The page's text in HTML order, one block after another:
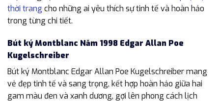
thời trang cho những ai yêu thích sự tinh tế và hoàn hảo
trong từng chi tiết.
Bút ký Montblanc Năm 1998 Edgar Allan Poe
Kugelschreiber
Bút ký Montblanc Edgar Allan Poe Kugelschreiber mang
vẻ đẹp tinh tế và sang trọng, kết hợp hoàn hảo giữa hai
gam màu đen và xanh dương, gợi lên phong cách lịch